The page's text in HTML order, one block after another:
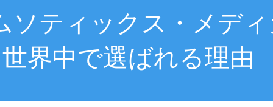
ソティックス・メデ
世界中で選ばれる理由